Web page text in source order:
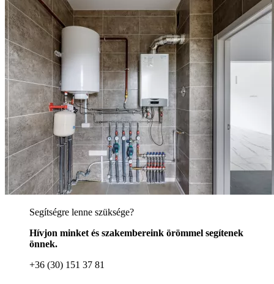
Segítségre lenne szüksége?
Hívjon minket és szakembereink örömmel segítenek
önnek.
+36 (30) 151 37 81